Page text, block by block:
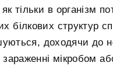
тільки в організм
білкових структур
доходячи до
мікробом або